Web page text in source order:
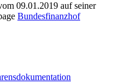
09.01.2019 auf seiner
Bundesfinanzhof